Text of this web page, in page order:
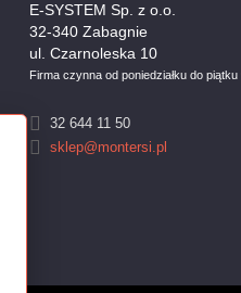
Firma czynna od poniedziałku do
E-SYSTEM Sp. z o.o.
32-340 Zabagnie
ul. Czarnoleska 10
32 644 11 50
sklep@montersi.pl